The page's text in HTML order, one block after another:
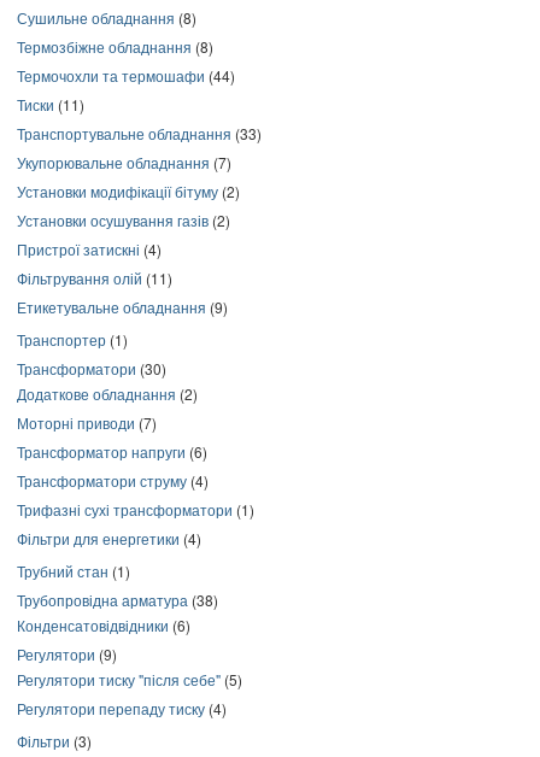
Сушильне обладнання (8)
Термозбіжне обладнання (8)
Термочохли та термошафи (44)
Тиски (11)
Транспортувальне обладнання (33)
Укупорювальне обладнання (7)
Установки модифікації бітуму (2)
Установки осушування газів (2)
Пристрої затискні (4)
Фільтрування олій (11)
Етикетувальне обладнання (9)
Транспортер (1)
Трансформатори (30)
Додаткове обладнання (2)
Моторні приводи (7)
Трансформатор напруги (6)
Трансформатори струму (4)
Трифазні сухі трансформатори (1)
Фільтри для енергетики (4)
Трубний стан (1)
Трубопровідна арматура (38)
Конденсатовідвідники (6)
Регулятори (9)
Регулятори тиску "після себе" (5)
Регулятори перепаду тиску (4)
Фільтри (3)